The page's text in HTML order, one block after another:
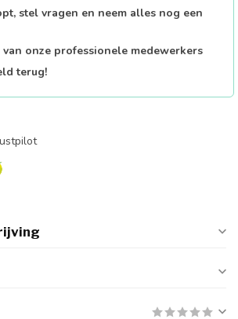
stel vragen en neem alles nog een
onze professionele medewerkers
terug!